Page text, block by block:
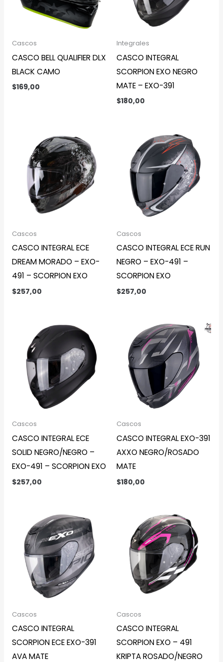
Cascos
CASCO BELL QUALIFIER DLX
BLACK CAMO
$169,00
Integrales
CASCO INTEGRAL
SCORPION EXO NEGRO
MATE – EXO-391
$180,00
Cascos
CASCO INTEGRAL ECE
DREAM MORADO – EXO-
491 – SCORPION EXO
$257,00
Cascos
CASCO INTEGRAL ECE RUN
NEGRO – EXO-491 –
SCORPION EXO
$257,00
Cascos
CASCO INTEGRAL ECE
SOLID NEGRO/NEGRO –
EXO-491 – SCORPION EXO
$257,00
Cascos
CASCO INTEGRAL EXO-391
AXXO NEGRO/ROSADO
MATE
$180,00
Cascos
CASCO INTEGRAL
SCORPION ECE EXO-391
AVA MATE
Cascos
CASCO INTEGRAL
SCORPION EXO – 491
KRIPTA ROSADO/NEGRO